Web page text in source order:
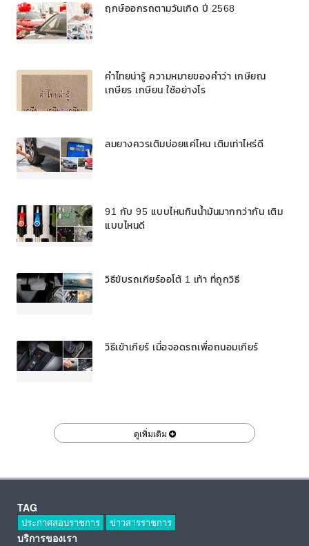
ฤกษ์ออกรถตามวันเกิด ปี 2568
คำไทยน่ารู้ ความหมายของคำว่า เกษียณ
เกษียร เกษียน ใช้อย่างไร
ลมยางควรเติมบ่อยแค่ไหน เติมเท่าไหร่ดี
91 กับ 95 แบบไหนกินน้ำมันมากกว่ากัน เติม
แบบไหนดี
วิธีขับรถเกียร์ออโต้ 1 เท้า ที่ถูกวิธี
วิธีเข้าเกียร์ เมื่อจอดรถเพื่อถนอมเกียร์
ดูเพิ่มเติม
TAG
ประกาศสอบราชการ ข่าวสารราชการ
บริการของเรา